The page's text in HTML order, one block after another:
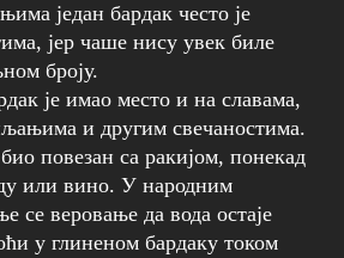
један бардак често је
јер чаше нису увек биле
броју.
је имао место и на славама,
и другим свечаностима.
повезан са ракијом, понекад
или вино. У народним
се веровање да вода остаје
у глиненом бардаку током